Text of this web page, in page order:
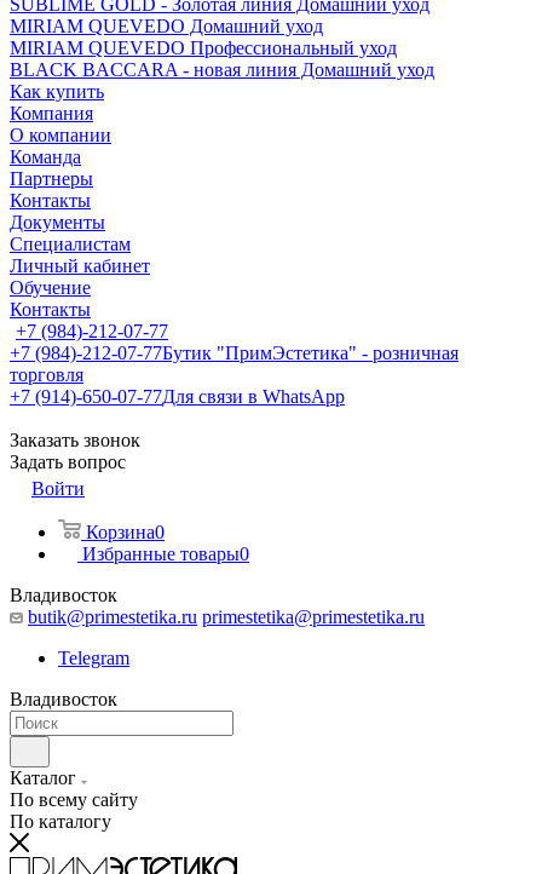
SUBLIME GOLD - Золотая линия Домашний уход
MIRIAM QUEVEDO Домашний уход
MIRIAM QUEVEDO Профессиональный уход
BLACK BACCARA - новая линия Домашний уход
Как купить
Компания
О компании
Команда
Партнеры
Контакты
Документы
Специалистам
Личный кабинет
Обучение
Контакты
+7 (984)-212-07-77
+7 (984)-212-07-77Бутик "ПримЭстетика" - розничная
торговля
+7 (914)-650-07-77Для связи в WhatsApp
Заказать звонок
Задать вопрос
Войти
Корзина0
Избранные товары0
Владивосток
butik@primestetika.ru primestetika@primestetika.ru
Telegram
Владивосток
Каталог
По всему сайту
По каталогу